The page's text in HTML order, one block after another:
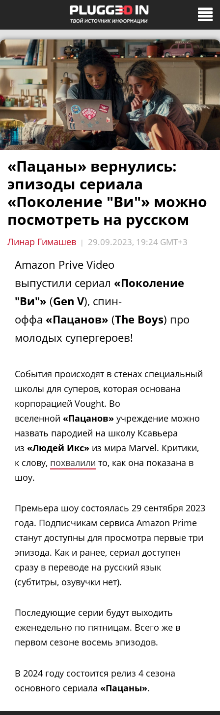
«Пацаны» вернулись:
эпизоды сериала
«Поколение "Ви"» можно
посмотреть на русском
Линар Гимашев | 29.09.2023, 19:24 GMT+3
Amazon Prive Video
выпустили сериал «Поколение
"Ви"» (Gen V), спин-
оффа «Пацанов» (The Boys) про
молодых супергероев!
События происходят в стенах специальный
школы для суперов, которая основана
корпорацией Vought. Во
вселенной «Пацанов» учреждение можно
назвать пародией на школу Ксавьера
из «Людей Икс» из мира Marvel. Критики,
к слову, похвалили то, как она показана в
шоу.
Премьера шоу состоялась 29 сентября 2023
года. Подписчикам сервиса Amazon Prime
станут доступны для просмотра первые три
эпизода. Как и ранее, сериал доступен
сразу в переводе на русский язык
(субтитры, озувучки нет).
Последующие серии будут выходить
еженедельно по пятницам. Всего же в
первом сезоне восемь эпизодов.
В 2024 году состоится релиз 4 сезона
основного сериала «Пацаны».